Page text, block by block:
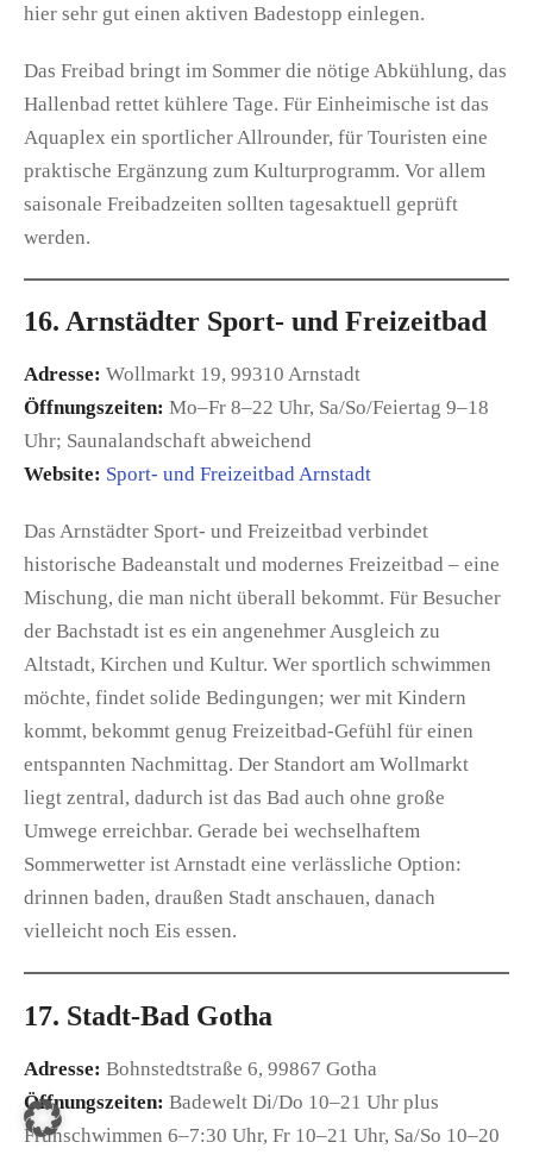
hier sehr gut einen aktiven Badestopp einlegen.
Das Freibad bringt im Sommer die nötige Abkühlung, das
Hallenbad rettet kühlere Tage. Für Einheimische ist das
Aquaplex ein sportlicher Allrounder, für Touristen eine
praktische Ergänzung zum Kulturprogramm. Vor allem
saisonale Freibadzeiten sollten tagesaktuell geprüft
werden.
16. Arnstädter Sport- und Freizeitbad
Adresse: Wollmarkt 19, 99310 Arnstadt
Öffnungszeiten: Mo–Fr 8–22 Uhr, Sa/So/Feiertag 9–18
Uhr; Saunalandschaft abweichend
Website: Sport- und Freizeitbad Arnstadt
Das Arnstädter Sport- und Freizeitbad verbindet
historische Badeanstalt und modernes Freizeitbad – eine
Mischung, die man nicht überall bekommt. Für Besucher
der Bachstadt ist es ein angenehmer Ausgleich zu
Altstadt, Kirchen und Kultur. Wer sportlich schwimmen
möchte, findet solide Bedingungen; wer mit Kindern
kommt, bekommt genug Freizeitbad-Gefühl für einen
entspannten Nachmittag. Der Standort am Wollmarkt
liegt zentral, dadurch ist das Bad auch ohne große
Umwege erreichbar. Gerade bei wechselhaftem
Sommerwetter ist Arnstadt eine verlässliche Option:
drinnen baden, draußen Stadt anschauen, danach
vielleicht noch Eis essen.
17. Stadt-Bad Gotha
Adresse: Bohnstedtstraße 6, 99867 Gotha
Öffnungszeiten: Badewelt Di/Do 10–21 Uhr plus
Frühschwimmen 6–7:30 Uhr, Fr 10–21 Uhr, Sa/So 10–20